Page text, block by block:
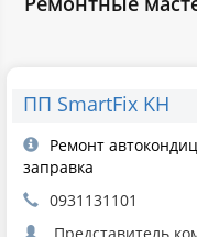
ПП SmartFix KH
Ремонт
заправка
0931131101